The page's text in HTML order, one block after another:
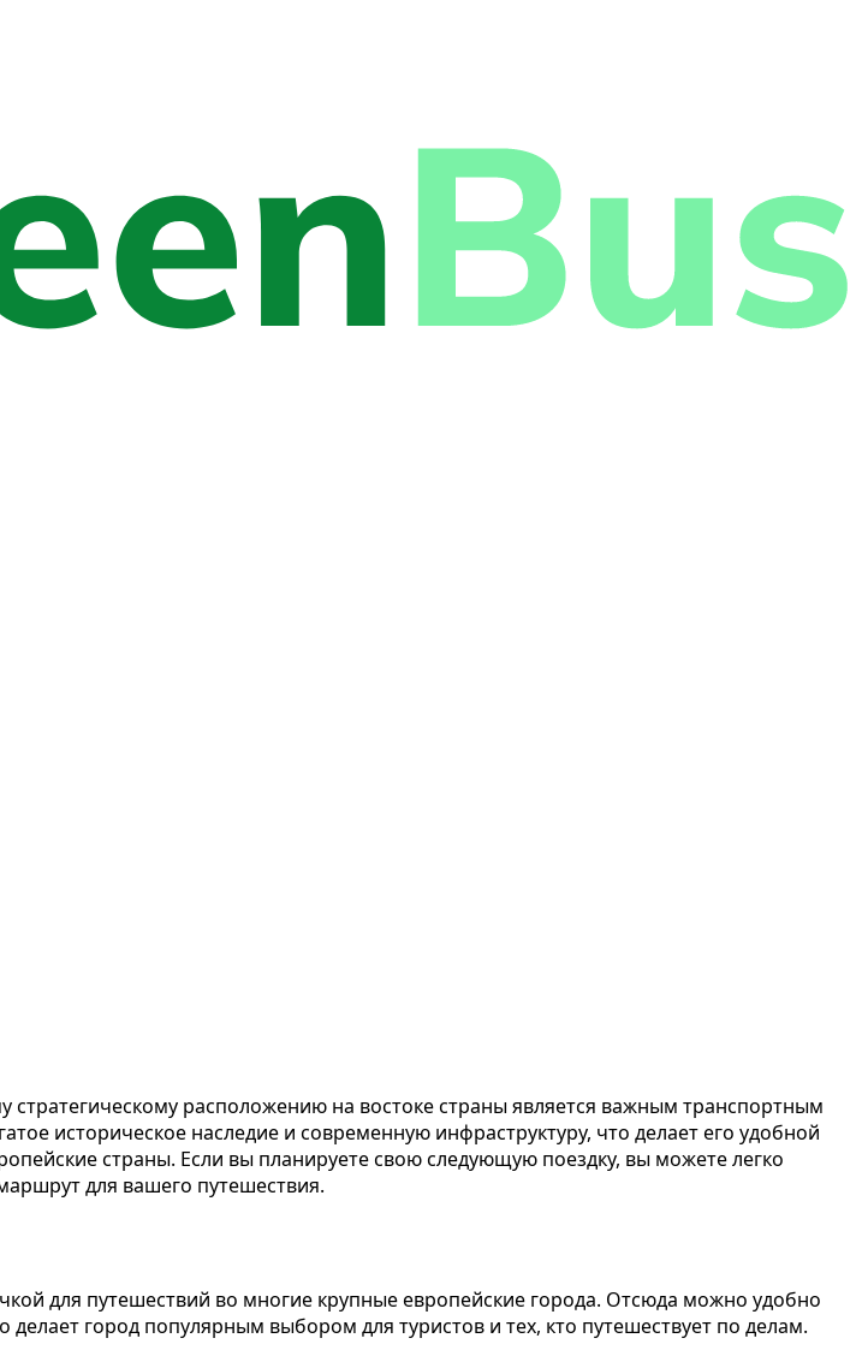
расположению на востоке страны является важным транспортным
историческое наследие и современную инфраструктуру, что делает его удобной
страны. Если вы планируете свою следующую поездку, вы можете легко
для вашего путешествия.
для путешествий во многие крупные европейские города. Отсюда можно удобно
город популярным выбором для туристов и тех, кто путешествует по делам.